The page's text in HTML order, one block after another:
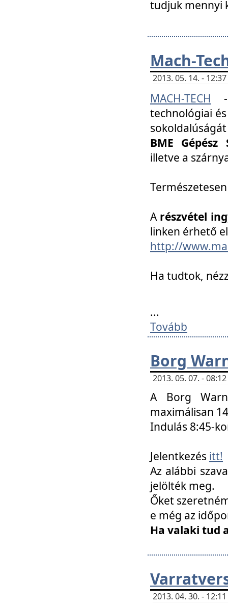
tudjuk mennyi
Mach-
2013. 05. 14. -
MACH-TECH
technológiai
BME
illetve a
A részvétel
linken érhető
http://
Ha tudtok,
...
Tovább
Borg
2013. 05. 07. -
A Borg
maximálisan
Indulás 8:45-
Jelentkezés itt!
Az alábbi
jelölték meg.
Őket
e még az
Ha valaki tud
2013. 04. 30. -